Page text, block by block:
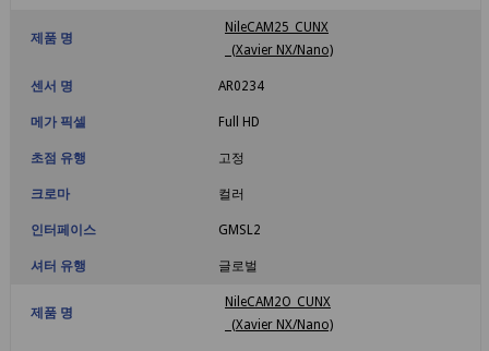
제품 명
NileCAM25_CUNX
(Xavier NX/Nano)
센서 명 AR0234
메가 픽셀 Full HD
초점 유행 고정
크로마 컬러
인터페이스 GMSL2
셔터 유행 글로벌
제품 명
NileCAM2O_CUNX
(Xavier NX/Nano)